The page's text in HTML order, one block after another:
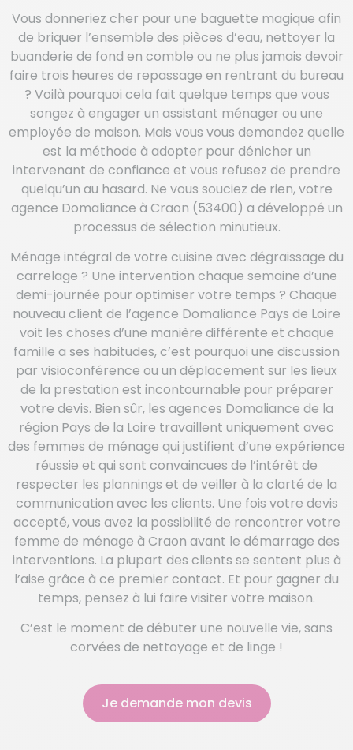
Vous donneriez cher pour une baguette magique afin
de briquer l’ensemble des pièces d’eau, nettoyer la
buanderie de fond en comble ou ne plus jamais devoir
faire trois heures de repassage en rentrant du bureau
? Voilà pourquoi cela fait quelque temps que vous
songez à engager un assistant ménager ou une
employée de maison. Mais vous vous demandez quelle
est la méthode à adopter pour dénicher un
intervenant de confiance et vous refusez de prendre
quelqu’un au hasard. Ne vous souciez de rien, votre
agence Domaliance à Craon (53400) a développé un
processus de sélection minutieux.
Ménage intégral de votre cuisine avec dégraissage du
carrelage ? Une intervention chaque semaine d’une
demi-journée pour optimiser votre temps ? Chaque
nouveau client de l’agence Domaliance Pays de Loire
voit les choses d’une manière différente et chaque
famille a ses habitudes, c’est pourquoi une discussion
par visioconférence ou un déplacement sur les lieux
de la prestation est incontournable pour préparer
votre devis. Bien sûr, les agences Domaliance de la
région Pays de la Loire travaillent uniquement avec
des femmes de ménage qui justifient d’une expérience
réussie et qui sont convaincues de l’intérêt de
respecter les plannings et de veiller à la clarté de la
communication avec les clients. Une fois votre devis
accepté, vous avez la possibilité de rencontrer votre
femme de ménage à Craon avant le démarrage des
interventions. La plupart des clients se sentent plus à
l’aise grâce à ce premier contact. Et pour gagner du
temps, pensez à lui faire visiter votre maison.
C’est le moment de débuter une nouvelle vie, sans
corvées de nettoyage et de linge !
Je demande mon devis